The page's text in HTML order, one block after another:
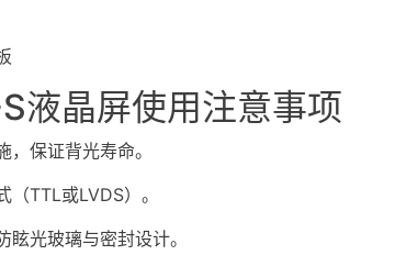
液晶屏使用注意事项
保证背光寿命。
TTL或LVDS）。
光玻璃与密封设计。